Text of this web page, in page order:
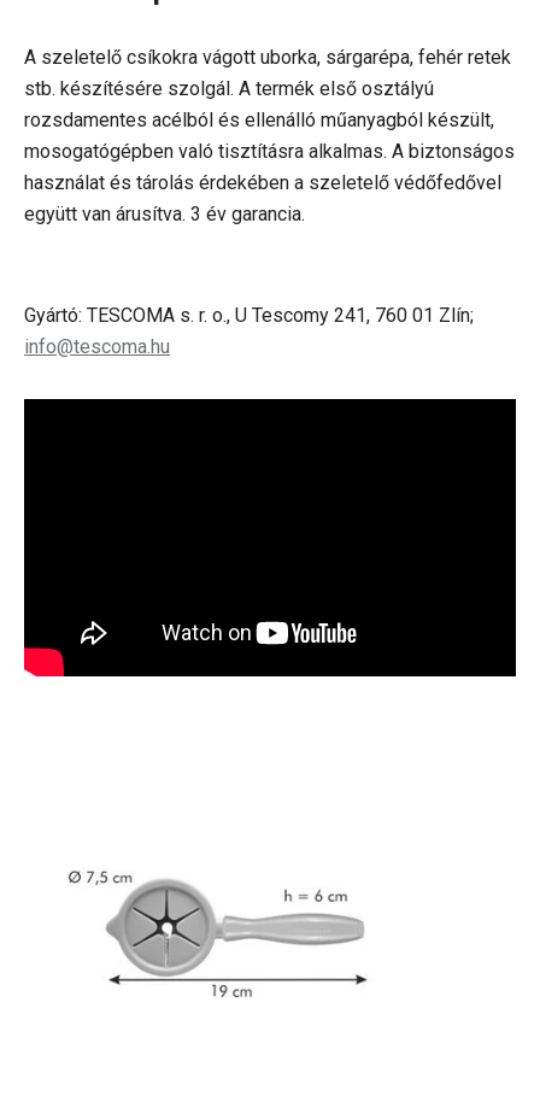
A szeletelő csíkokra vágott uborka, sárgarépa, fehér retek
stb. készítésére szolgál. A termék első osztályú
rozsdamentes acélból és ellenálló műanyagból készült,
mosogatógépben való tisztításra alkalmas. A biztonságos
használat és tárolás érdekében a szeletelő védőfedővel
együtt van árusítva. 3 év garancia.
Gyártó: TESCOMA s. r. o., U Tescomy 241, 760 01 Zlín;
info@tescoma.hu